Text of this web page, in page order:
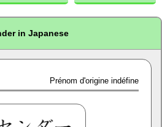
in Japanese
Prénom d'origine indéfine